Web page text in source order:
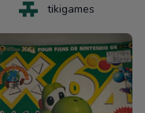
tikigames